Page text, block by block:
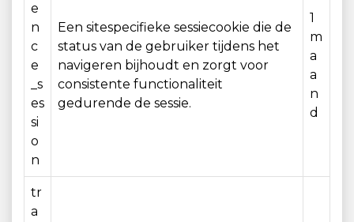
e
n
c
e
_s
es
si
o
n
Een sitespecifieke sessiecookie die de
status van de gebruiker tijdens het
navigeren bijhoudt en zorgt voor
consistente functionaliteit
gedurende de sessie.
1
m
a
a
n
d
tr
a